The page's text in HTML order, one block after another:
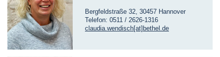
Bergfeldstraße 32, 30457 Hannover
Telefon: 0511 / 2626-1316
claudia.wendisch[at]bethel.de